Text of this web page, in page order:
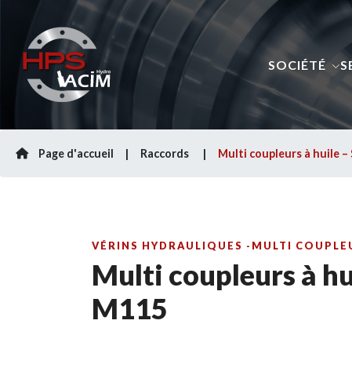
SOCIÉTÉ
Page d'accueil Raccords Multi coupleurs à huile –
VÉRINS HYDRAULIQUES -MULTI
Multi coupleurs à
M115